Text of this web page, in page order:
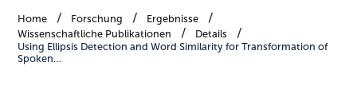
Home Forschung
Ergebnisse
Wissenschaftliche Publikationen
Details
Using Ellipsis Detection and Word Similarity for Transformation of
Spoken…